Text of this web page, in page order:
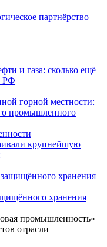
партнёрство
и газа: сколько ещё
РФ
крупнейшую
хранения
промышленность»
отрасли